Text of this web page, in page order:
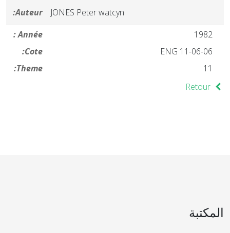
Auteur:
JONES Peter watcyn
Année :
1982
Cote:
ENG 11-06-06
Theme:
11
Retour
المكتبة